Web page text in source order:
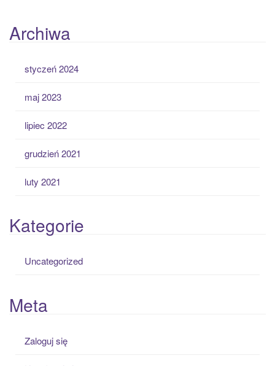
Archiwa
styczeń 2024
maj 2023
lipiec 2022
grudzień 2021
luty 2021
Kategorie
Uncategorized
Meta
Zaloguj się